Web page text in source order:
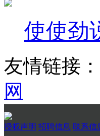
使使劲
友情链接：
网
授权声明 招聘信息 联系信